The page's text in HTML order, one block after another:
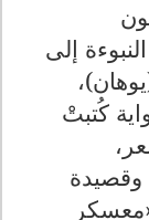
إلى
(يوهان)،
كُتبتْ
وقصيدة
«معسكر